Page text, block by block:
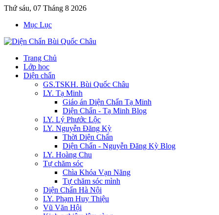
Thứ sáu, 07 Tháng 8 2026
Mục Lục
Trang Chủ
Lớp học
Diện chẩn
GS.TSKH. Bùi Quốc Châu
LY. Tạ Minh
Giáo án Diện Chẩn Tạ Minh
Diện Chẩn - Tạ Minh Blog
LY. Lý Phước Lộc
LY. Nguyễn Đăng Kỳ
Thời Diện Chẩn
Diện Chẩn - Nguyễn Đăng Kỳ Blog
LY. Hoàng Chu
Tự chăm sóc
Chìa Khóa Vạn Năng
Tự chăm sóc mình
Diện Chẩn Hà Nội
LY. Phạm Huy Thiệu
Vũ Văn Hội